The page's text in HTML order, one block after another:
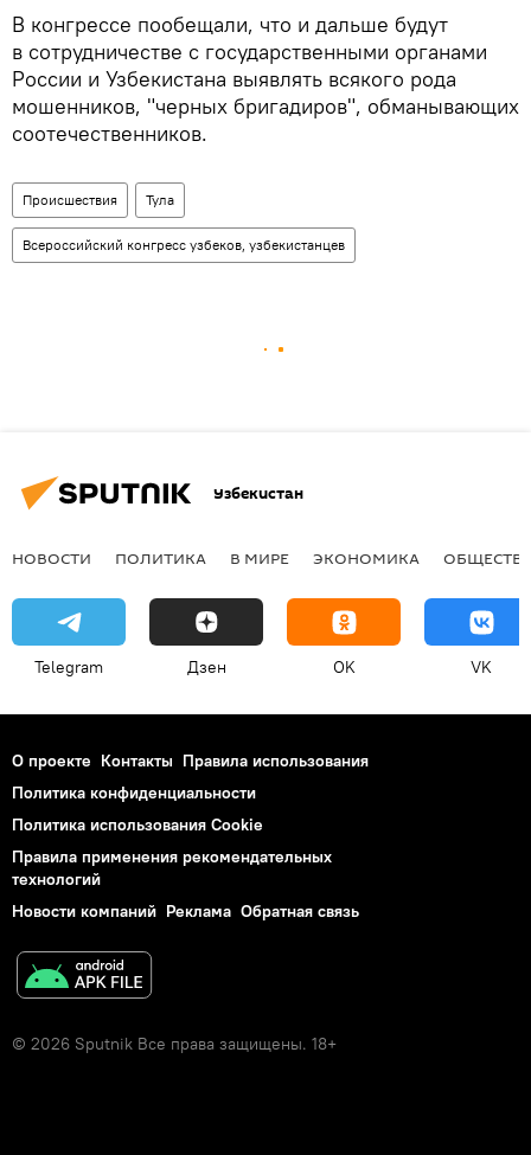
В конгрессе пообещали, что и дальше будут
в сотрудничестве с государственными органами
России и Узбекистана выявлять всякого рода
мошенников, "черных бригадиров", обманывающих
соотечественников.
Происшествия Тула
Всероссийский конгресс узбеков, узбекистанцев
Узбекистан
НОВОСТИ ПОЛИТИКА В МИРЕ ЭКОНОМИКА
Telegram Дзен OK VK
О проекте Контакты Правила использования
Политика конфиденциальности
Политика использования Cookie
Правила применения рекомендательных
технологий
Новости компаний Реклама Обратная связь
© 2026 Sputnik Все права защищены. 18+